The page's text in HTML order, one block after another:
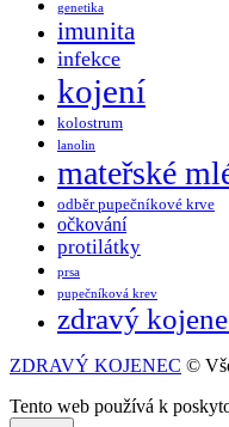
genetika
imunita
infekce
kojení
kolostrum
lanolin
mateřské
odběr pupečníkové krve
očkování
protilátky
prsa
pupečníková krev
zdravý
ZDRAVÝ KOJENEC ©
Tento web používá k